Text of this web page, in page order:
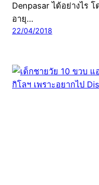
Denpasar ได้อย่างไร โ
อายุ…
22/04/2018